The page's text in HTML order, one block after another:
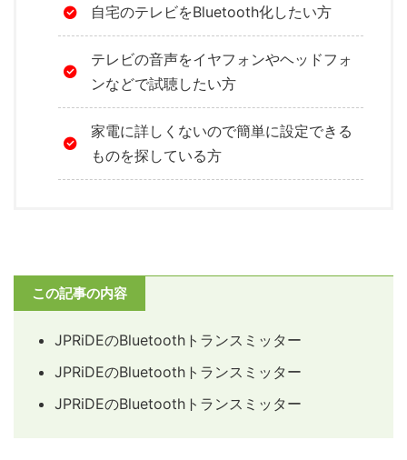
自宅のテレビをBluetooth化したい方
テレビの音声をイヤフォンやヘッドフォ
ンなどで試聴したい方
家電に詳しくないので簡単に設定できる
ものを探している方
この記事の内容
JPRiDEのBluetoothトランスミッター
JPRiDEのBluetoothトランスミッター
JPRiDEのBluetoothトランスミッター